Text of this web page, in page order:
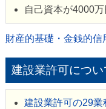
自己資本が4000
財産的基礎・金銭的
建設業許可につ
建設業許可の29業